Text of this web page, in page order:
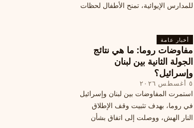
للمدارس الإيوائية، تمنح الأطفال لحظات
أخبار عامة
مفاوضات روما: ما هي نتائج
الجولة الثانية بين لبنان
وإسرائيل؟
٥ أغسطس ٢٠٢٦
استمرت المفاوضات بين لبنان وإسرائيل
في روما، بهدف تثبيت وقف الإطلاق
النار الهش، ووصلت إلى اتفاق بشأن